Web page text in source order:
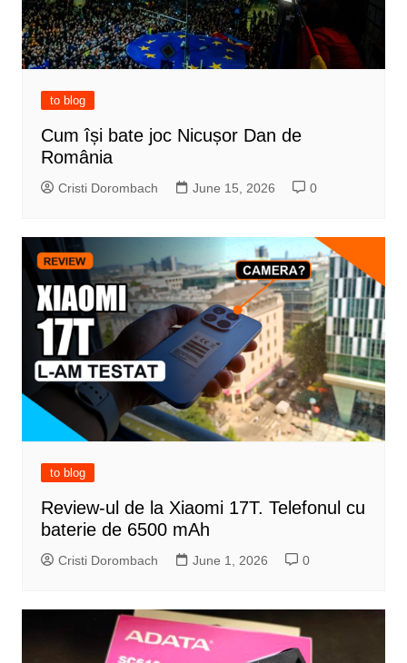
to blog
Cum își bate joc Nicușor Dan de
România
Cristi Dorombach June 15, 2026 0
to blog
Review-ul de la Xiaomi 17T. Telefonul cu
baterie de 6500 mAh
Cristi Dorombach June 1, 2026 0